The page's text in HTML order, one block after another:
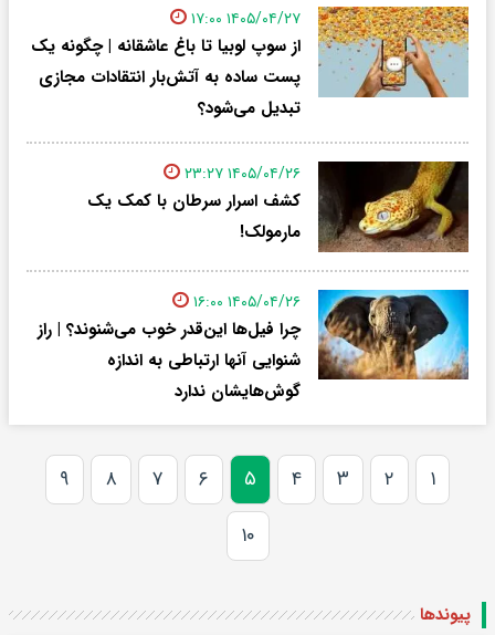
۱۴۰۵/۰۴/۲۷ ۱۷:۰۰
از سوپ لوبیا تا باغ عاشقانه | چگونه یک
پست ساده به آتش‌بار انتقادات مجازی
تبدیل می‌شود؟
۱۴۰۵/۰۴/۲۶ ۲۳:۲۷
کشف اسرار سرطان با کمک یک
مارمولک!
۱۴۰۵/۰۴/۲۶ ۱۶:۰۰
چرا فیل‌ها این‌قدر خوب می‌شنوند؟ | راز
شنوایی آنها ارتباطی به اندازه
گوش‌هایشان ندارد
۱ ۲ ۳ ۴ ۵ ۶ ۷ ۸
۹
۱۰
پیوندها